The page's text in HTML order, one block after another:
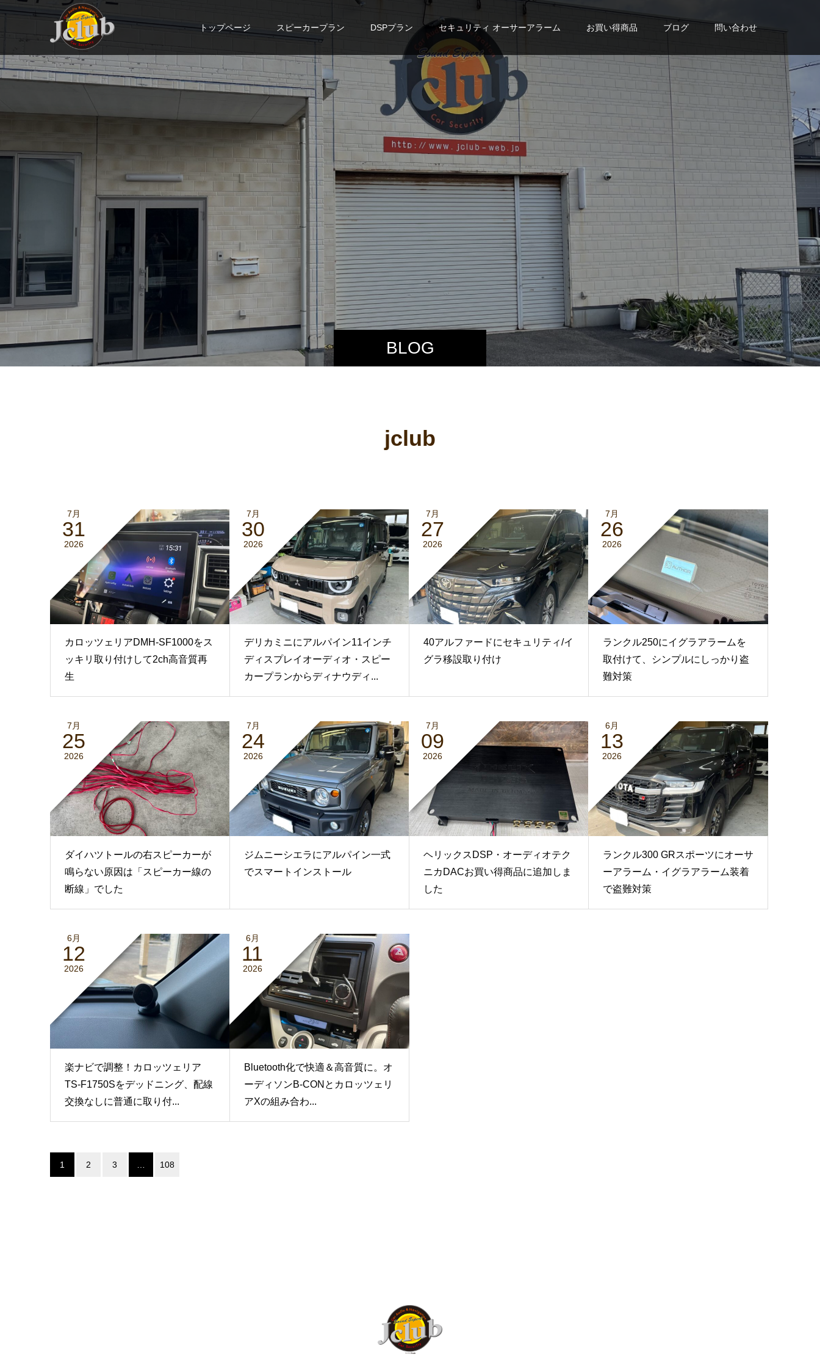
トップページ スピーカープラン DSPプラン セキュリティ オーサーアラーム お買い得商品 ブログ 問い合わせ
BLOG
jclub
7月
31
2026
カロッツェリアDMH-SF1000をス
ッキリ取り付けして2ch高音質再
生
7月
30
2026
デリカミニにアルパイン11インチ
ディスプレイオーディオ・スピー
カープランからディナウディ...
7月
27
2026
40アルファードにセキュリティ/イ
グラ移設取り付け
7月
26
2026
ランクル250にイグラアラームを
取付けて、シンプルにしっかり盗
難対策
7月
25
2026
ダイハツトールの右スピーカーが
鳴らない原因は「スピーカー線の
断線」でした
7月
24
2026
ジムニーシエラにアルパイン一式
でスマートインストール
7月
09
2026
ヘリックスDSP・オーディオテク
ニカDACお買い得商品に追加しま
した
6月
13
2026
ランクル300 GRスポーツにオーサ
ーアラーム・イグラアラーム装着
で盗難対策
6月
12
2026
楽ナビで調整！カロッツェリア
TS-F1750Sをデッドニング、配線
交換なしに普通に取り付...
6月
11
2026
Bluetooth化で快適＆高音質に。オ
ーディソンB-CONとカロッツェリ
アXの組み合わ...
1 2 3 108